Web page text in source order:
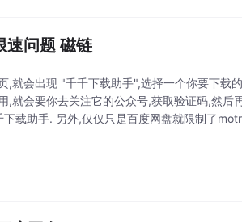
问题 磁链
,就会出现 "千千下载助手",选择一个你要下载
,就会要你去关注它的公众号,获取验证码,然后
载助手. 另外,仅仅只是百度网盘就限制了